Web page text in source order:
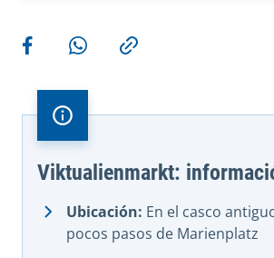
Más acciones
Compartir en Facebook
Compartir en WhatsApp
Copiar enlace
Viktualienmarkt:
Ubicación: En el casco
pocos pasos de Marienplatz